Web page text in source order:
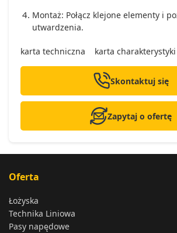
Montaż: Połącz klejone elementy i
utwardzenia.
karta techniczna karta charakterystyki
Skontaktuj się
Zapytaj o ofertę
Oferta
Łożyska
Technika Liniowa
Pasy napędowe